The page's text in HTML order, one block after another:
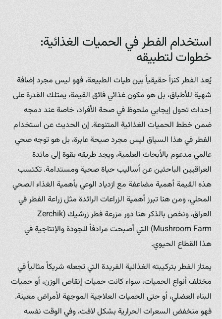
استخدام الفطر في الحميات الغذائية:
خطوات لتطبيقه
يُعد الفطر كنزاً حقيقياً بين طيات الطبيعة، فهو ليس مجرد إضافة
شهية للأطباق، بل هو مكون غذائي فائق القيمة، يمتلك القدرة على
إحداث تحول إيجابي ملحوظ في صحة الأفراد، خاصة عند دمجه
ضمن خطط الحميات الغذائية المتنوعة. إن الحديث عن استخدام
الفطر في هذا السياق ليس مجرد صيحة عابرة، بل هو توجه صحي
عالمي مدعوم بالأبحاث العلمية، ويجد طريقه بقوة إلى مائدة
العراقيين الباحثين عن أساليب حياة صحية ومستدامة. تكتسب
هذه القيمة أهمية مضاعفة مع ازدياد الوعي بأهمية الغذاء الصحي
المحلي، ومن هنا تبرز أهمية الزراعات الرائدة مثل زراعة الفطر في
العراق، ونخص بالذكر هنا دور مزرعة فطر زرشيك (Zerchik
Mushroom Farm) التي أصبحت مرادفاً للجودة والإنتاجية في
هذا القطاع الحيوي.
يمتاز الفطر بتركيبته الغذائية الفريدة التي تجعله شريكاً مثالياً في
مختلف أنواع الحميات، سواء كانت حميات إنقاص الوزن، أو حميات
البناء العضلي، أو حتى الحميات العلاجية الموجهة لأمراض معينة.
فهو منخفض السعرات الحرارية بشكل لافت، وفي الوقت نفسه